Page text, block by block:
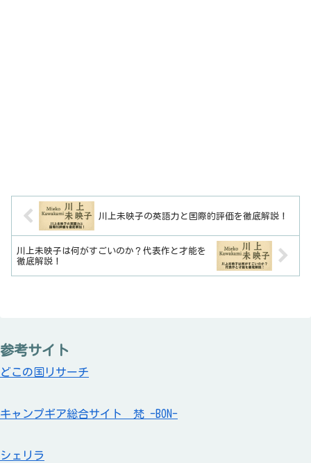
川上未映子の英語力と国際的評価を徹底解説！
川上未映子は何がすごいのか？代表作と才能を
徹底解説！
参考サイト
どこの国リサーチ
キャンプギア総合サイト 梵 -BON-
シェリラ